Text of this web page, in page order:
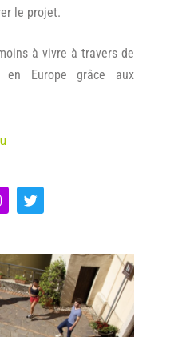
le projet.
à vivre à travers de
en Europe grâce aux